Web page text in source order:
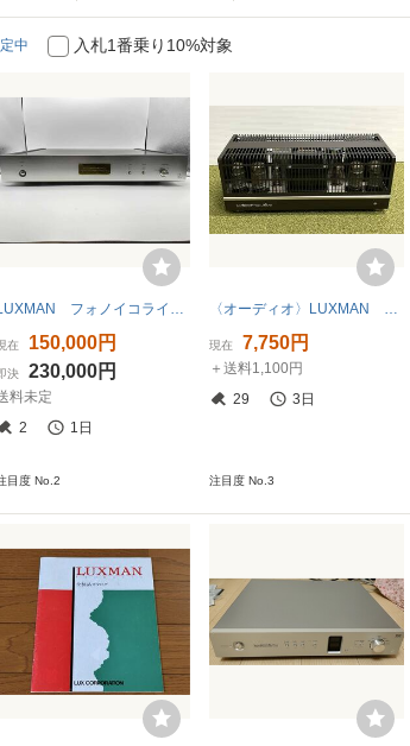
中 入札1番乗り10%対象
LUXMAN フォノイコライザー E-1 美品
在 150,000円
決 230,000円
料未定
2
1日
目度 No.2
〈オーディオ〉LUXMAN ラックスマン 真空管アンプ MQ68C 【中古/現状品/訳あり品】005564-④
現在 7,750円
＋送料1,100円
29
3日
注目度 No.3